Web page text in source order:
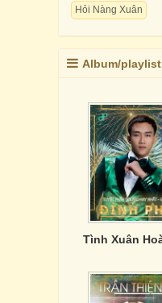
Hỏi Nàng Xuân
Album/playlist